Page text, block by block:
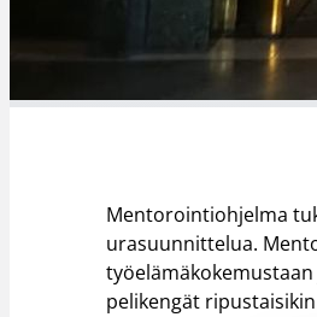
Mentorointiohjelma
urasuunnittelua.
pelikengät